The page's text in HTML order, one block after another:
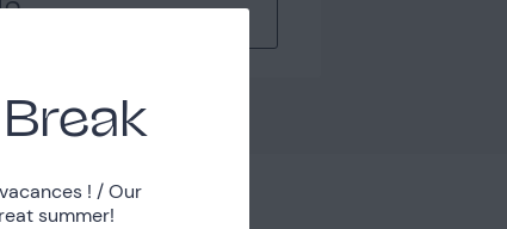
Nous contacter
! / Our
summer!